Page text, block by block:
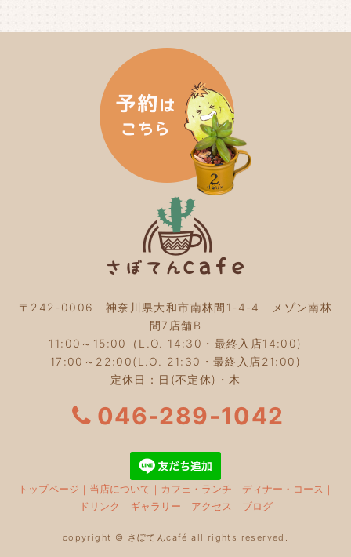
2024年6月
2024年4月
(4)
(5)
2024年2月(5)
2024年1月(3)
2023年12月(4)
2023年11月(4)
2023年10月(5)
2023年9月(2)
2023年8月
2023年7月(4)
2023年6月(5)
2023年5月 (2)
2023年4月 (2)
2023年2月(4)
2023年1月(3)
2022年12月(4)
2022年11月(4)
2022年10月 (4)
2022年8月(3)
2022年6月(3)
2022年5月(3)
2022年4月(5)
2022年3月 (3)
〒242-0006 神奈川県大和市南林間1-4-4 メゾン南林
間7店舗B
11:00～15:00（L.O. 14:30・最終入店14:00)
17:00～22:00(L.O. 21:30・最終入店21:00)
定休日：日(不定休)・木
046-289-1042
トップページ ｜ 当店について ｜ カフェ・ランチ ｜ ディナー・コース ｜
ドリンク ｜ ギャラリー ｜ アクセス ｜ ブログ
copyright © さぼてんcafé all rights reserved.